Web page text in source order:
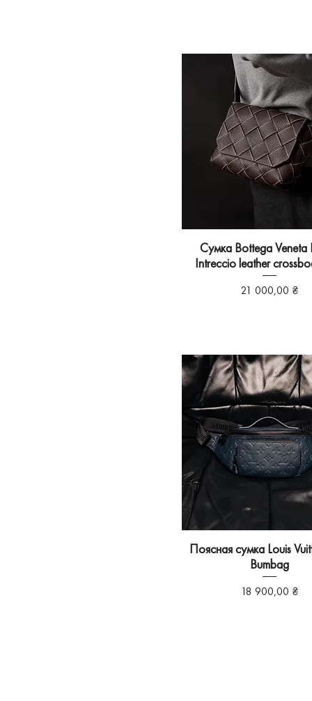
Сумка Bottega Veneta
Intreccio leather
Ціна
21 000,00 ₴
Поясная сумка Louis
Bumbag
Ціна
18 900,00 ₴